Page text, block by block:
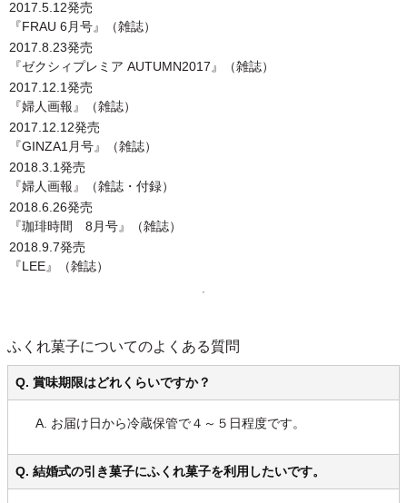
2017.5.12発売
『FRAU 6月号』（雑誌）
2017.8.23発売
『ゼクシィプレミア AUTUMN2017』（雑誌）
2017.12.1発売
『婦人画報』（雑誌）
2017.12.12発売
『GINZA1月号』（雑誌）
2018.3.1発売
『婦人画報』（雑誌・付録）
2018.6.26発売
『珈琲時間 8月号』（雑誌）
2018.9.7発売
『LEE』（雑誌）
ふくれ菓子についてのよくある質問
Q. 賞味期限はどれくらいですか？
A. お届け日から冷蔵保管で４～５日程度です。
Q. 結婚式の引き菓子にふくれ菓子を利用したいです。